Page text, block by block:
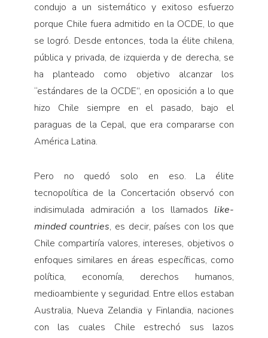
condujo a un sistemático y exitoso esfuerzo
porque Chile fuera admitido en la OCDE, lo que
se logró. Desde entonces, toda la élite chilena,
pública y privada, de izquierda y de derecha, se
ha planteado como objetivo alcanzar los
“estándares de la OCDE”, en oposición a lo que
hizo Chile siempre en el pasado, bajo el
paraguas de la Cepal, que era compararse con
América Latina.
Pero no quedó solo en eso. La élite
tecnopolítica de la Concertación observó con
indisimulada admiración a los llamados like-
minded countries, es decir, países con los que
Chile compartiría valores, intereses, objetivos o
enfoques similares en áreas específicas, como
política, economía, derechos humanos,
medioambiente y seguridad. Entre ellos estaban
Australia, Nueva Zelandia y Finlandia, naciones
con las cuales Chile estrechó sus lazos